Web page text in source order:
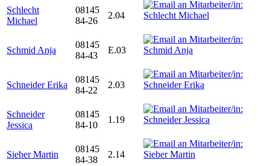
Schlecht
Michael
08145
84-26
2.04
Schmid Anja
08145
84-43
E.03
Schneider Erika
08145
84-22
2.03
Schneider
Jessica
08145
84-10
1.19
Sieber Martin
08145
84-38
2.14